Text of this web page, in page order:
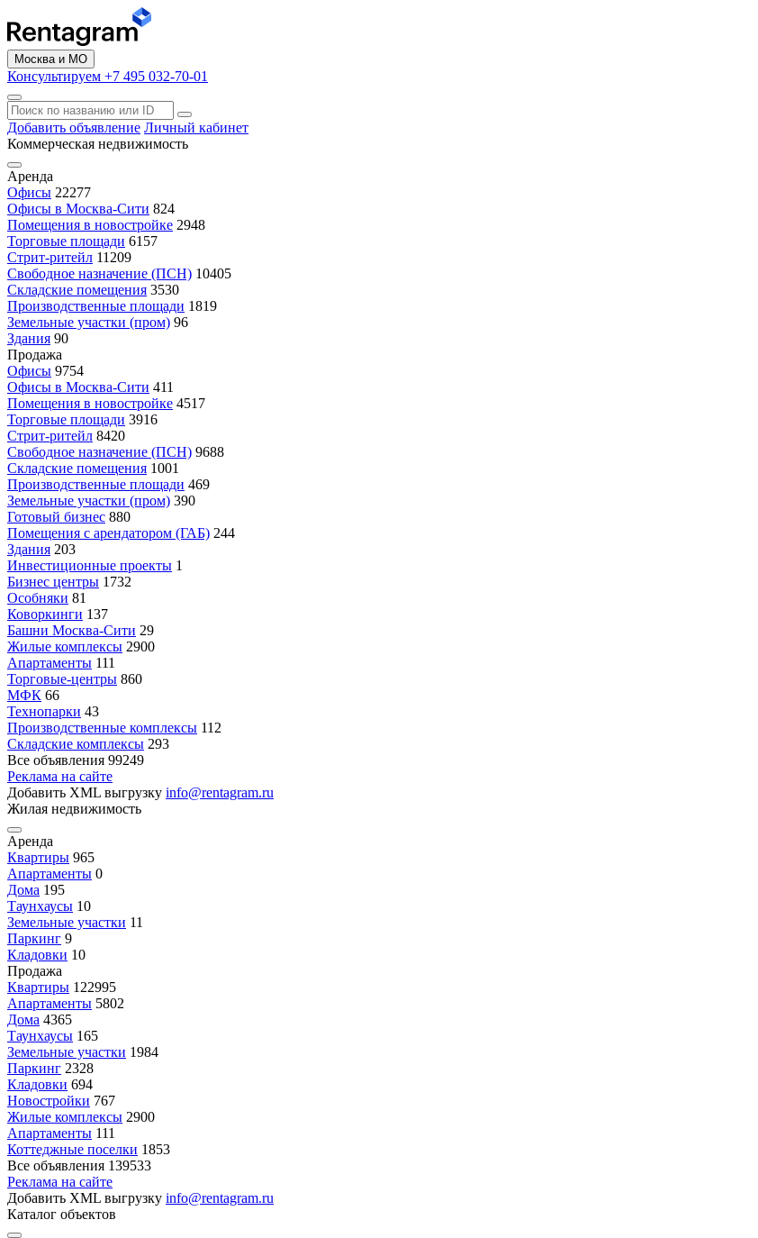
Москва и МО
Консультируем +7 495 032-70-01
Добавить объявление Личный кабинет
Коммерческая недвижимость
Аренда
Офисы 22277
Офисы в Москва-Сити 824
Помещения в новостройке 2948
Торговые площади 6157
Стрит-ритейл 11209
Свободное назначение (ПСН) 10405
Складские помещения 3530
Производственные площади 1819
Земельные участки (пром) 96
Здания 90
Продажа
Офисы 9754
Офисы в Москва-Сити 411
Помещения в новостройке 4517
Торговые площади 3916
Стрит-ритейл 8420
Свободное назначение (ПСН) 9688
Складские помещения 1001
Производственные площади 469
Земельные участки (пром) 390
Готовый бизнес 880
Помещения с арендатором (ГАБ) 244
Здания 203
Инвестиционные проекты 1
Бизнес центры 1732
Особняки 81
Коворкинги 137
Башни Москва-Сити 29
Жилые комплексы 2900
Апартаменты 111
Торговые-центры 860
МФК 66
Технопарки 43
Производственные комплексы 112
Складские комплексы 293
Все объявления 99249
Реклама на сайте
Добавить XML выгрузку info@rentagram.ru
Жилая недвижимость
Аренда
Квартиры 965
Апартаменты 0
Дома 195
Таунхаусы 10
Земельные участки 11
Паркинг 9
Кладовки 10
Продажа
Квартиры 122995
Апартаменты 5802
Дома 4365
Таунхаусы 165
Земельные участки 1984
Паркинг 2328
Кладовки 694
Новостройки 767
Жилые комплексы 2900
Апартаменты 111
Коттеджные поселки 1853
Все объявления 139533
Реклама на сайте
Добавить XML выгрузку info@rentagram.ru
Каталог объектов